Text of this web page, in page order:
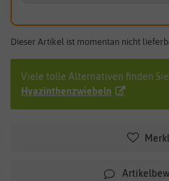
Dieser Artikel ist momentan nicht
Viele tolle Alternativen finden
Hyazinthenzwiebeln